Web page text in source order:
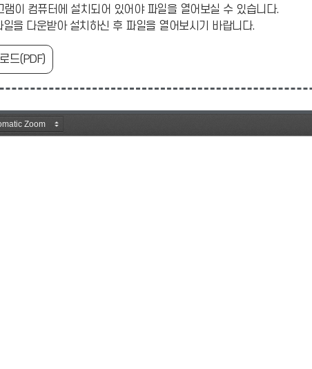
이 컴퓨터에 설치되어 있어야 파일을 열어보실 수 있습니다.
을 다운받아 설치하신 후 파일을 열어보시기 바랍니다.
드(PDF)